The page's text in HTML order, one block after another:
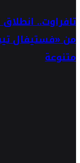
من «فستيفال
متنوعة